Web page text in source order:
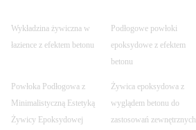
Wykładzina żywiczna w
łazience z efektem betonu
Podłogowe powłoki
epoksydowe z efektem
betonu
Powłoka Podłogowa z
Minimalistyczną Estetyką
Żywicy Epoksydowej
Żywica epoksydowa z
wyglądem betonu do
zastosowań zewnętrznych